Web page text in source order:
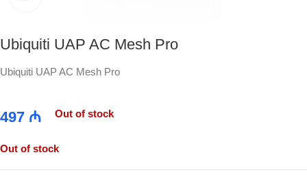
Ubiquiti UAP AC Mesh Pro
Ubiquiti UAP AC Mesh Pro
497 ₼ Out of stock
Out of stock